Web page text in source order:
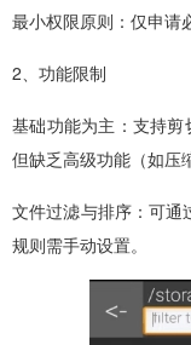
最小权限原则：仅申请
2、功能限制
基础功能为主：支持剪
但缺乏高级功能（如压
文件过滤与排序：可通
规则需手动设置。